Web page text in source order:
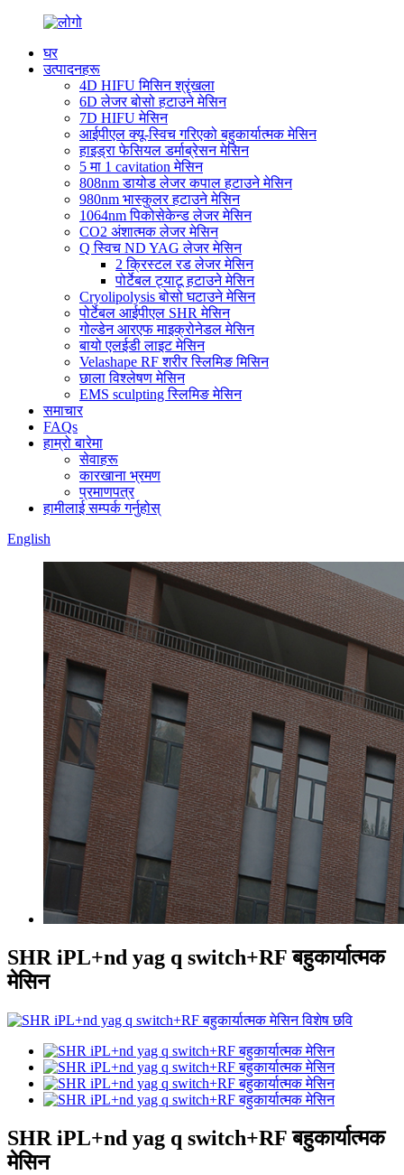
घर
उत्पादनहरू
4D HIFU मिसिन श्रृंखला
6D लेजर बोसो हटाउने मेसिन
7D HIFU मेसिन
आईपीएल क्यू-स्विच गरिएको बहुकार्यात्मक मेसिन
हाइड्रा फेसियल डर्माब्रेसन मेसिन
5 मा 1 cavitation मेसिन
808nm डायोड लेजर कपाल हटाउने मेसिन
980nm भास्कुलर हटाउने मेसिन
1064nm पिकोसेकेन्ड लेजर मेसिन
CO2 अंशात्मक लेजर मेसिन
Q स्विच ND YAG लेजर मेसिन
2 क्रिस्टल रड लेजर मेसिन
पोर्टेबल ट्याटू हटाउने मेसिन
Cryolipolysis बोसो घटाउने मेसिन
पोर्टेबल आईपीएल SHR मेसिन
गोल्डेन आरएफ माइक्रोनेडल मेसिन
बायो एलईडी लाइट मेसिन
Velashape RF शरीर स्लिमिङ मिसिन
छाला विश्लेषण मेसिन
EMS sculpting स्लिमिङ मेसिन
समाचार
FAQs
हाम्रो बारेमा
सेवाहरू
कारखाना भ्रमण
प्रमाणपत्र
हामीलाई सम्पर्क गर्नुहोस्
English
SHR iPL+nd yag q switch+RF बहुकार्यात्मक
मेसिन
SHR iPL+nd yag q switch+RF बहुकार्यात्मक
मेसिन